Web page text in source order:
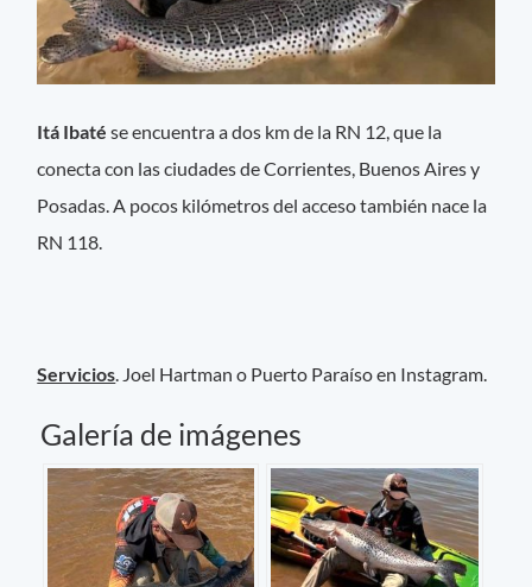
Itá Ibaté se encuentra a dos km de la RN 12, que la
conecta con las ciudades de Corrientes, Buenos Aires y
Posadas. A pocos kilómetros del acceso también nace la
RN 118.
Servicios . Joel Hartman o Puerto Paraíso en Instagram.
Galería de imágenes